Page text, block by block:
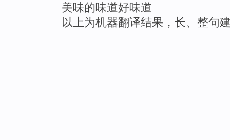
美味的味道好味道
以上为机器翻译结果，长、整句